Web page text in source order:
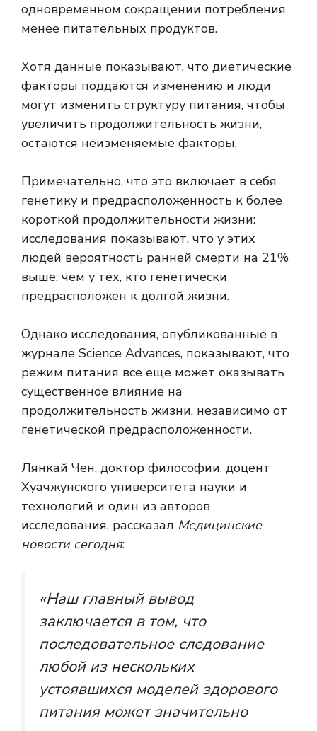
одновременном сокращении потребления
менее питательных продуктов.
Хотя данные показывают, что диетические
факторы поддаются изменению и люди
могут изменить структуру питания, чтобы
увеличить продолжительность жизни,
остаются неизменяемые факторы.
Примечательно, что это включает в себя
генетику и предрасположенность к более
короткой продолжительности жизни:
исследования показывают, что у этих
людей вероятность ранней смерти на 21%
выше, чем у тех, кто генетически
предрасположен к долгой жизни.
Однако исследования, опубликованные в
журнале Science Advances, показывают, что
режим питания все еще может оказывать
существенное влияние на
продолжительность жизни, независимо от
генетической предрасположенности.
Лянкай Чен, доктор философии, доцент
Хуачжунского университета науки и
технологий и один из авторов
исследования, рассказал Медицинские
новости сегодня:
«Наш главный вывод
заключается в том, что
последовательное следование
любой из нескольких
устоявшихся моделей здорового
питания может значительно